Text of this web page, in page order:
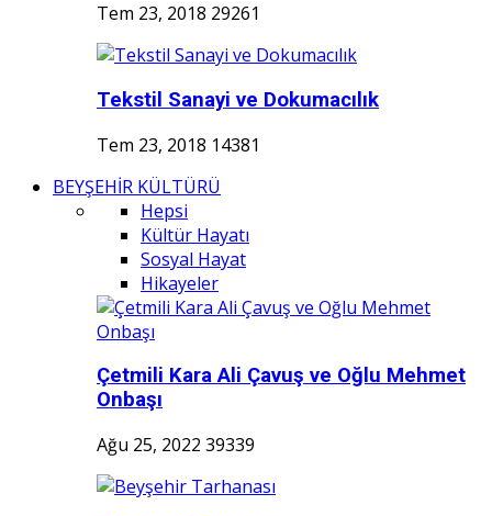
Tem 23, 2018 29261
Tekstil Sanayi ve Dokumacılık
Tem 23, 2018 14381
BEYŞEHİR KÜLTÜRÜ
Hepsi
Kültür Hayatı
Sosyal Hayat
Hikayeler
Çetmili Kara Ali Çavuş ve Oğlu Mehmet
Onbaşı
Ağu 25, 2022 39339